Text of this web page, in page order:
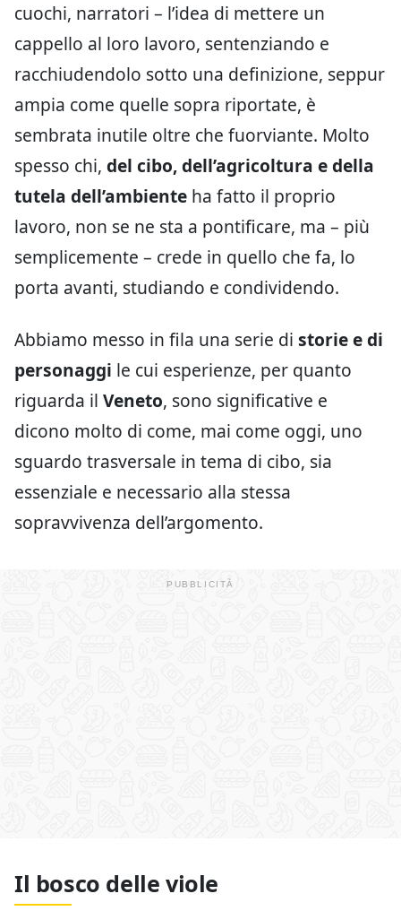
cuochi, narratori – l’idea di mettere un
cappello al loro lavoro, sentenziando e
racchiudendolo sotto una definizione, seppur
ampia come quelle sopra riportate, è
sembrata inutile oltre che fuorviante. Molto
spesso chi, del cibo, dell’agricoltura e della
tutela dell’ambiente ha fatto il proprio
lavoro, non se ne sta a pontificare, ma – più
semplicemente – crede in quello che fa, lo
porta avanti, studiando e condividendo.
Abbiamo messo in fila una serie di storie e di
personaggi le cui esperienze, per quanto
riguarda il Veneto, sono significative e
dicono molto di come, mai come oggi, uno
sguardo trasversale in tema di cibo, sia
essenziale e necessario alla stessa
sopravvivenza dell’argomento.
Il bosco delle viole